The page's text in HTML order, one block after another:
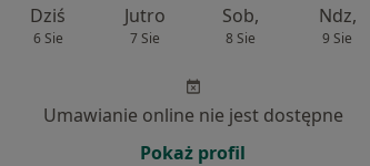
Dziś
6 Sie
Jutro
7 Sie
Sob,
8 Sie
Ndz,
9 Sie
Umawianie online nie jest dostępne
Pokaż profil